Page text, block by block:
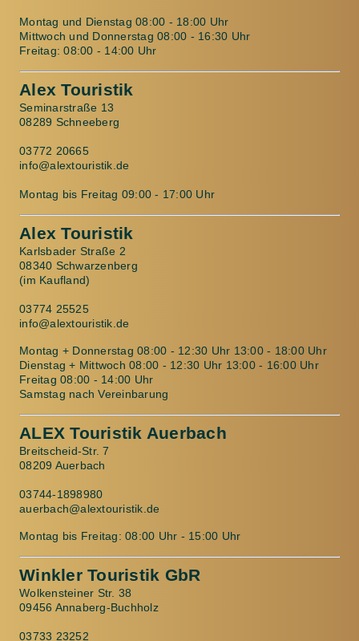
Montag und Dienstag 08:00 - 18:00 Uhr
Mittwoch und Donnerstag 08:00 - 16:30 Uhr
Freitag: 08:00 - 14:00 Uhr
Alex Touristik
Seminarstraße 13
08289 Schneeberg
03772 20665
info@alextouristik.de
Montag bis Freitag 09:00 - 17:00 Uhr
Alex Touristik
Karlsbader Straße 2
08340 Schwarzenberg
(im Kaufland)
03774 25525
info@alextouristik.de
Montag + Donnerstag 08:00 - 12:30 Uhr 13:00 - 18:00 Uhr
Dienstag + Mittwoch 08:00 - 12:30 Uhr 13:00 - 16:00 Uhr
Freitag 08:00 - 14:00 Uhr
Samstag nach Vereinbarung
ALEX Touristik Auerbach
Breitscheid-Str. 7
08209 Auerbach
03744-1898980
auerbach@alextouristik.de
Montag bis Freitag: 08:00 Uhr - 15:00 Uhr
Winkler Touristik GbR
Wolkensteiner Str. 38
09456 Annaberg-Buchholz
03733 23252